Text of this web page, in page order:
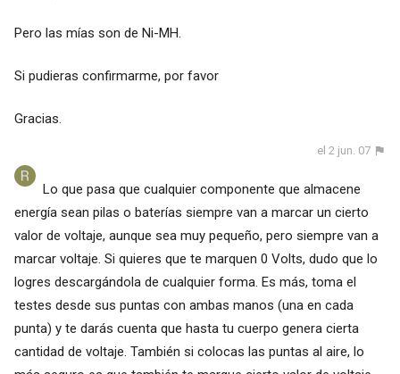
Pero las mías son de Ni-MH.
Si pudieras confirmarme, por favor
Gracias.
el 2 jun. 07
Lo que pasa que cualquier componente que almacene
energía sean pilas o baterías siempre van a marcar un cierto
valor de voltaje, aunque sea muy pequeño, pero siempre van a
marcar voltaje. Si quieres que te marquen 0 Volts, dudo que lo
logres descargándola de cualquier forma. Es más, toma el
testes desde sus puntas con ambas manos (una en cada
punta) y te darás cuenta que hasta tu cuerpo genera cierta
cantidad de voltaje. También si colocas las puntas al aire, lo